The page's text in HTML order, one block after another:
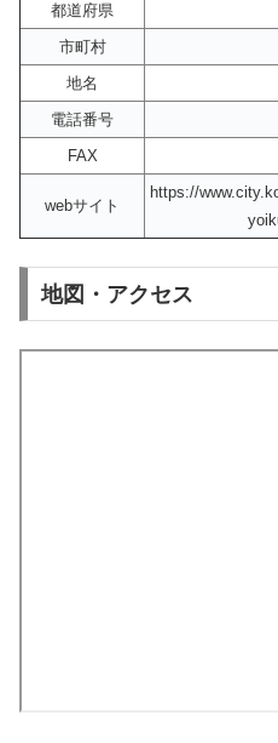
都道府県
市町村
地名
電話番号
FAX
webサイト
https://
地図・アクセス